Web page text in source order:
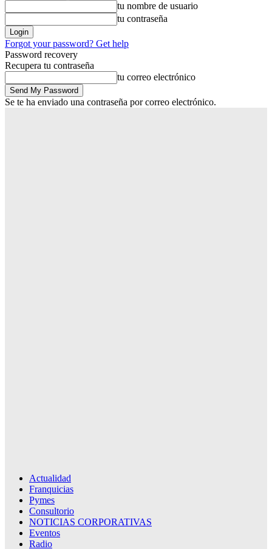
tu nombre de usuario
tu contraseña
Forgot your password? Get help
Password recovery
Recupera tu contraseña
tu correo electrónico
Se te ha enviado una contraseña por correo electrónico.
Actualidad
Franquicias
Pymes
Consultorio
NOTICIAS CORPORATIVAS
Eventos
Radio